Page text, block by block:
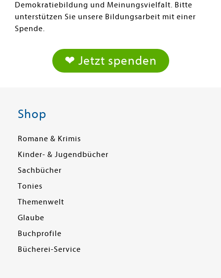
Demokratiebildung und Meinungsvielfalt. Bitte
unterstützen Sie unsere Bildungsarbeit mit einer
Spende.
❤ Jetzt spenden
Shop
Romane & Krimis
Kinder- & Jugendbücher
Sachbücher
Tonies
Themenwelt
Glaube
Buchprofile
Bücherei-Service